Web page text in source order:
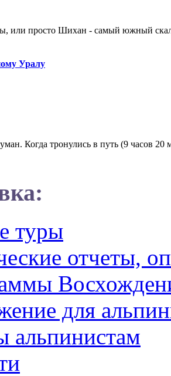
или просто Шихан - самый южный
Уралу
Когда тронулись в путь (9 часов
туры
отчеты,
для
альпинистам